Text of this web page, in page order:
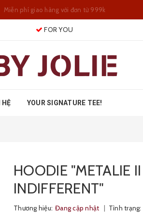
Miễn phí giao hàng với đơn từ 999k
FOR YOU
HỆ YOUR SIGNATURE TEE!
HOODIE "METALIE
INDIFFERENT"
Thương hiệu: Đang cập nhật | Tình trạng: